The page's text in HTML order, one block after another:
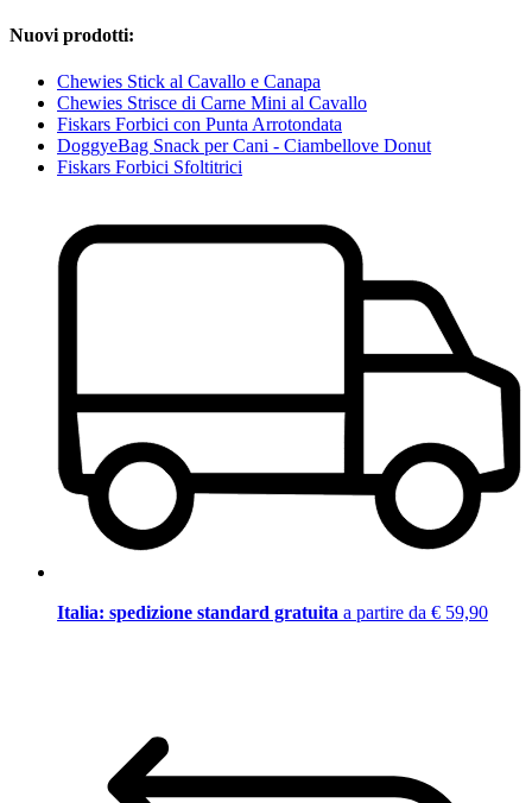
Nuovi prodotti:
Chewies Stick al Cavallo e Canapa
Chewies Strisce di Carne Mini al Cavallo
Fiskars Forbici con Punta Arrotondata
DoggyeBag Snack per Cani - Ciambellove Donut
Fiskars Forbici Sfoltitrici
Italia: spedizione standard gratuita a partire da € 59,90